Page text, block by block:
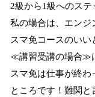
2級から1級へのス
私の場合は、エンジ
スマ免コースのい
≪講習受講の場合≫
スマ免は仕事が終
ところです！ 難関と